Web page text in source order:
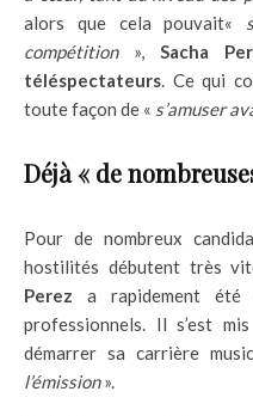
alors que cela pouvait«
compétition»,Sacha
téléspectateurs. Ce qui
toute façon de « s’amuser
Déjà « de
Pour de nombreux
hostilités débutent très
Perez a rapidement été
professionnels. Il s’est
démarrer sa carrière
l’émission».